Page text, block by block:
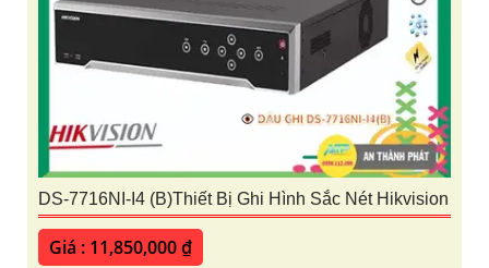
DS-7716NI-I4 (B)Thiết Bị Ghi Hình Sắc Nét Hikvision
Giá : 11,850,000 ₫